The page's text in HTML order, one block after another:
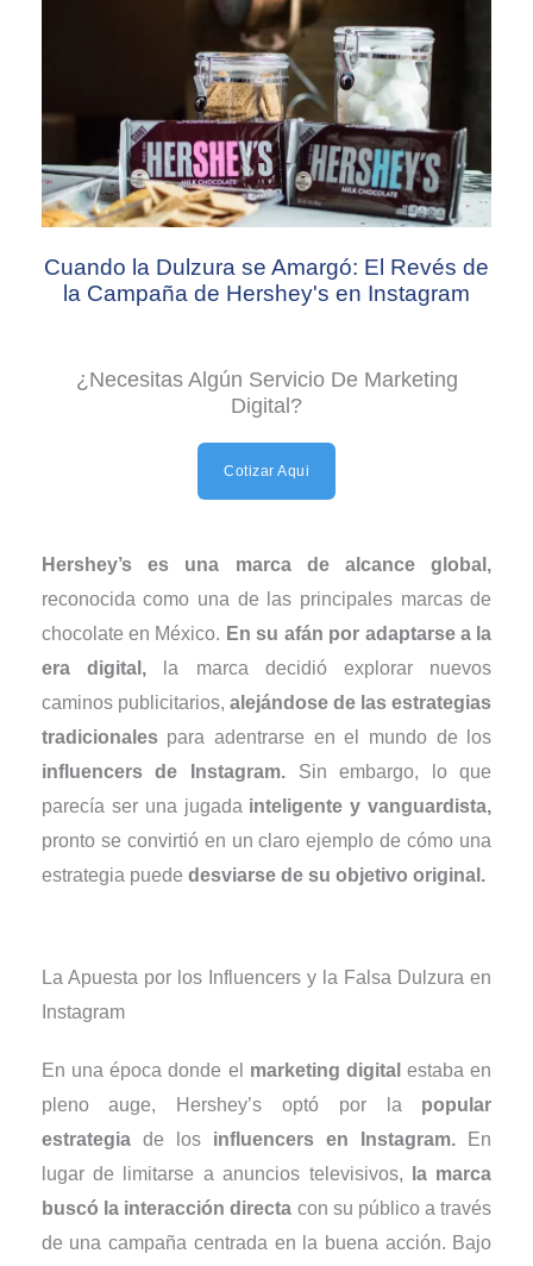
Cuando la Dulzura se Amargó: El Revés de
la Campaña de Hershey's en Instagram
¿Necesitas Algún Servicio De Marketing
Digital?
Cotizar Aqui
Hershey’s es una marca de alcance global,
reconocida como una de las principales marcas de
chocolate en México. En su afán por adaptarse a la
era digital,la marca decidió explorar nuevos
caminos publicitarios, alejándose de las estrategias
tradicionalespara adentrarse en el mundo de los
influencers de Instagram.Sin embargo, lo que
parecía ser una jugada inteligente y vanguardista,
pronto se convirtió en un claro ejemplo de cómo una
estrategia puede desviarse de su objetivo original.
La Apuesta por los Influencers y la Falsa Dulzura en
Instagram
En una época donde el marketing digital estaba en
pleno auge, Hershey’s optó por la popular
estrategiade los influencers en Instagram. En
lugar de limitarse a anuncios televisivos,
la marca
buscó la interacción directa con su público a través
de una campaña centrada en la buena acción. Bajo